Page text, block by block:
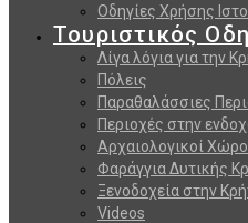
Οδηγίες Χρήσης
Τουριστικός
Λίγα λόγια για την
Πόλεις
Παραθαλάσσιες
Περιοχές στην
Αρχαιολογικοί
Φαράγγια Δυτικής
Ξενοδοχεία στην
Videos